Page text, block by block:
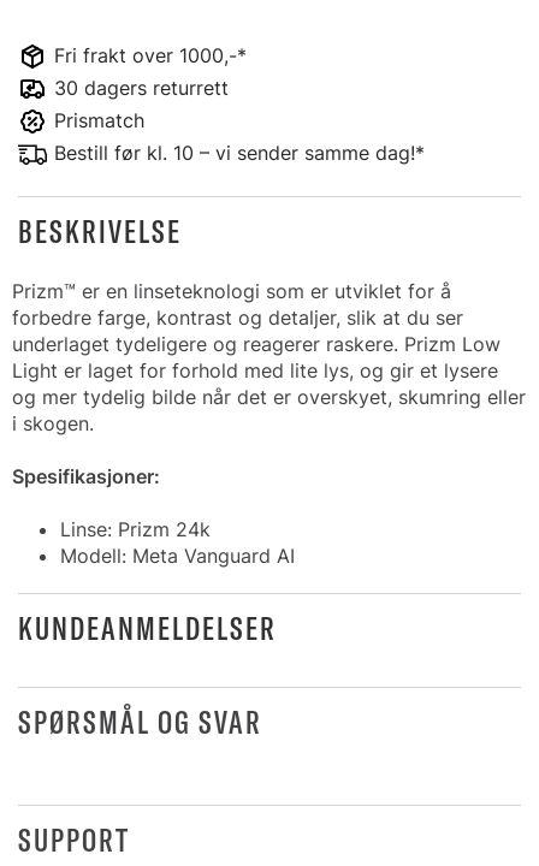
Fri frakt over 1000,-*
30 dagers returrett
Prismatch
Bestill før kl. 10 – vi sender samme dag!*
BESKRIVELSE
Prizm™ er en linseteknologi som er utviklet for å
forbedre farge, kontrast og detaljer, slik at du ser
underlaget tydeligere og reagerer raskere. Prizm Low
Light er laget for forhold med lite lys, og gir et lysere
og mer tydelig bilde når det er overskyet, skumring eller
i skogen.
Spesifikasjoner:
Linse: Prizm 24k
Modell: Meta Vanguard AI
KUNDEANMELDELSER
SPØRSMÅL OG SVAR
SUPPORT